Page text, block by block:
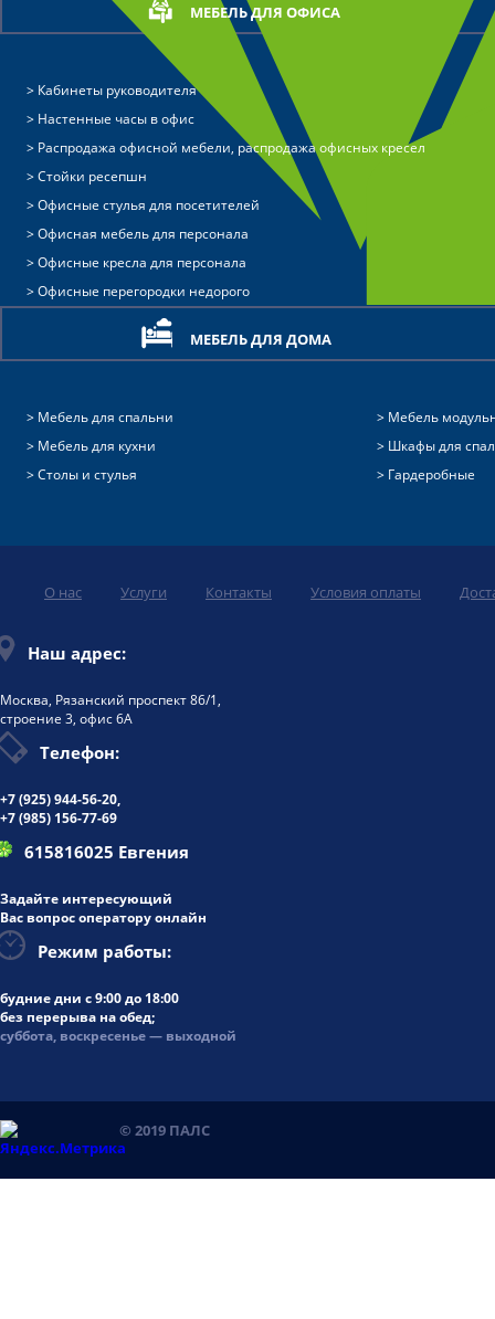
МЕБЕЛЬ ДЛЯ ОФИСА
Кабинеты руководителя
Настенные часы в офис
Распродажа офисной мебели, распродажа офисных кресел
Стойки ресепшн
Офисные стулья для посетителей
Офисная мебель для персонала
Офисные кресла для персонала
Офисные перегородки недорого
МЕБЕЛЬ ДЛЯ ДОМА
Мебель для спальни
Мебель
Мебель для кухни
Шкафы для
Столы и стулья
Гардеробные
О нас Услуги Контакты Условия оплаты
Наш адрес:
Москва, Рязанский проспект 86/1,
строение 3, офис 6А
Телефон:
+7 (925)944-56-20,
+7 (985) 156-77-69
615816025 Евгения
Задайте интересующий
Вас вопрос оператору онлайн
Режим работы:
будние дни с 9:00 до 18:00
без перерыва на обед;
суббота, воскресенье — выходной
© 2019 ПАЛС